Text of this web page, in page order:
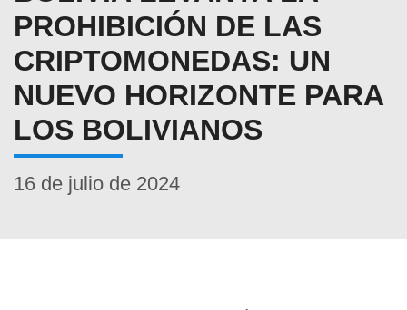
PROHIBICIÓN DE LAS
CRIPTOMONEDAS: UN
NUEVO HORIZONTE PARA
LOS BOLIVIANOS
16 de julio de 2024